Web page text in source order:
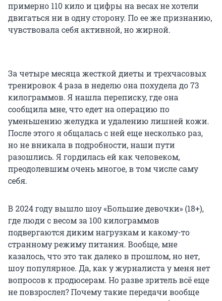
примерно 110 кило и цифры на весах не хотели
двигаться ни в одну сторону. По ее же признанию,
чувствовала себя активной, но жирной.
За четыре месяца жесткой диеты и трехчасовых
тренировок 4 раза в неделю она похудела до 73
килограммов. Я нашла переписку, где она
сообщила мне, что едет на операцию по
уменьшению желудка и удалению лишней кожи.
После этого я общалась с ней еще несколько раз,
но не вникала в подробности, наши пути
разошлись. Я гордилась ей как человеком,
преодолевшим очень многое, в том числе саму
себя.
В 2024 году вышло шоу «Большие девочки» (18+),
где люди с весом за 100 килограммов
подвергаются диким нагрузкам и какому-то
странному режиму питания. Вообще, мне
казалось, что это так далеко в прошлом, но нет,
шоу популярное. Да, как у журналиста у меня нет
вопросов к продюсерам. Но разве зритель всё еще
не повзрослел? Почему такие передачи вообще